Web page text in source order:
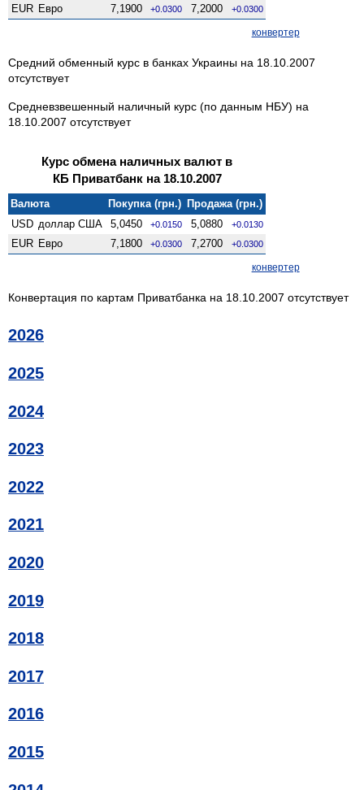
EUR Евро 7,1900 +0.0300 7,2000 +0.0300
конвертер
Средний обменный курс в банках Украины на 18.10.2007
отсутствует
Средневзвешенный наличный курс (по данным НБУ) на
18.10.2007 отсутствует
Курс обмена наличных валют в
КБ Приватбанк на 18.10.2007
Валюта Покупка (грн.) Продажа (грн.)
USD доллар США 5,0450 +0.0150 5,0880 +0.0130
EUR Евро 7,1800 +0.0300 7,2700 +0.0300
конвертер
Конвертация по картам Приватбанка на 18.10.2007 отсутствует
2026
2025
2024
2023
2022
2021
2020
2019
2018
2017
2016
2015